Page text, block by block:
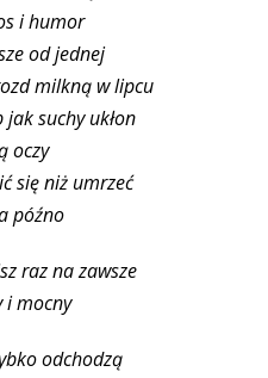
i humor
od jednej
milkną w lipcu
suchy ukłon
oczy
się niż umrzeć
późno
raz na zawsze
i mocny
odchodzą